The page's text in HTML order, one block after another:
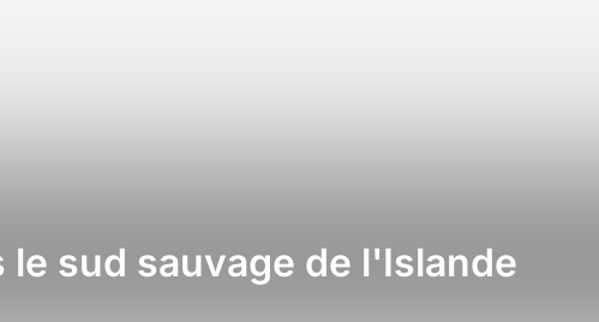
sud sauvage de l'Islande